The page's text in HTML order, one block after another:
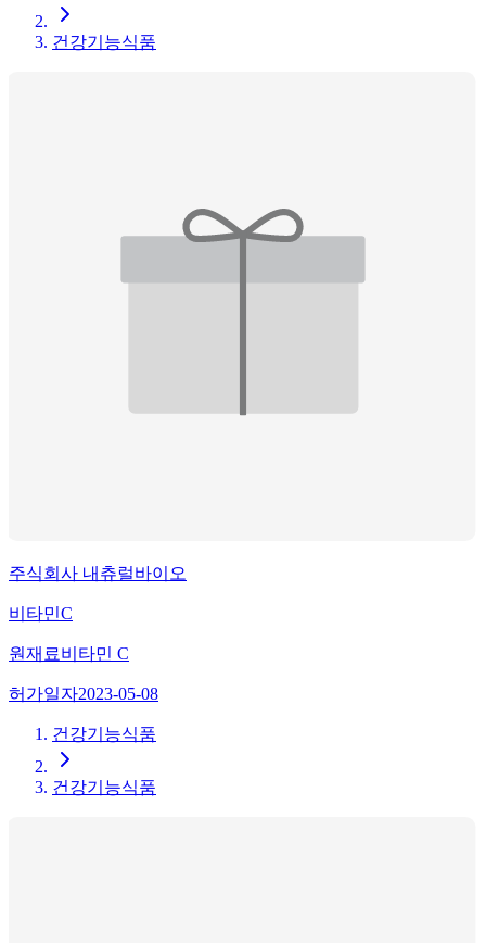
건강기능식품
주식회사 내츄럴바이오
비타민C
원재료비타민 C
허가일자2023-05-08
건강기능식품
건강기능식품